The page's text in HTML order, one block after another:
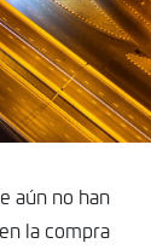
aún no han
la compra